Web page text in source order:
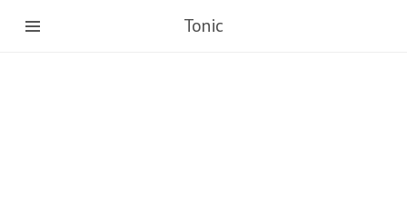
Tonic